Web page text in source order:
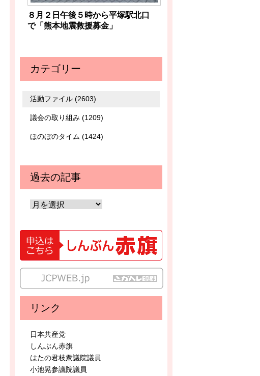
８月２日午後５時から平塚駅北口
で「熊本地震救援募金」
カテゴリー
活動ファイル (2603)
議会の取り組み (1209)
ほのぼのタイム (1424)
過去の記事
リンク
日本共産党
しんぶん赤旗
はたの君枝衆議院議員
小池晃参議院議員